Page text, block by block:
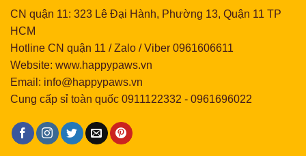
CN quận 11: 323 Lê Đại Hành, Phường 13, Quận 11 TP
HCM
Hotline CN quận 11 / Zalo / Viber 0961606611
Website: www.happypaws.vn
Email: info@happypaws.vn
Cung cấp sỉ toàn quốc 0911122332 - 0961696022